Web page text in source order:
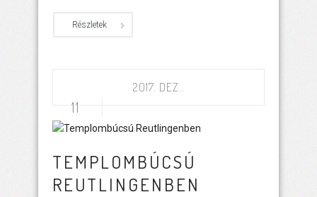
Részletek
2017. DEZ..
11
TEMPLOMBÚCSÚ
REUTLINGENBEN